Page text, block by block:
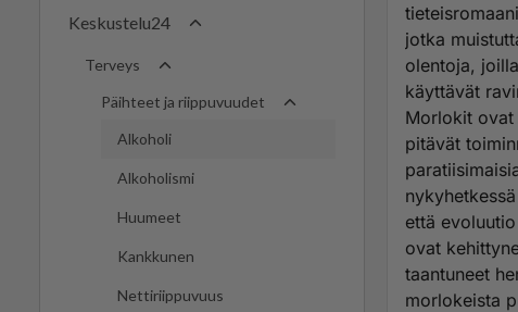
Keskustelu24
Terveys
Päihteet ja riippuvuudet
Alkoholi
Alkoholismi
Huumeet
Kankkunen
Nettiriippuvuus
jotka
olentoja,
käyttävät
Morlokit ovat
pitävät
että
ovat
taantuneet
morlokeista